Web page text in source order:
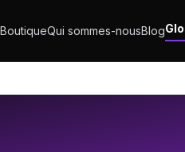
BoutiqueQui sommes-nousBlog